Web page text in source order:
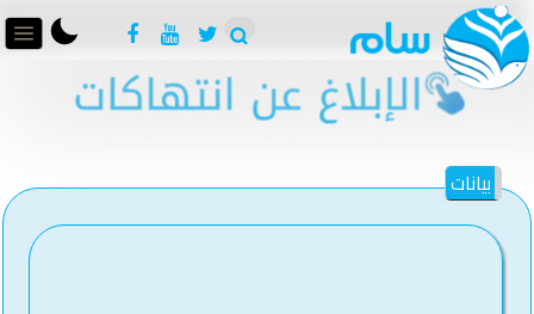
بيانات